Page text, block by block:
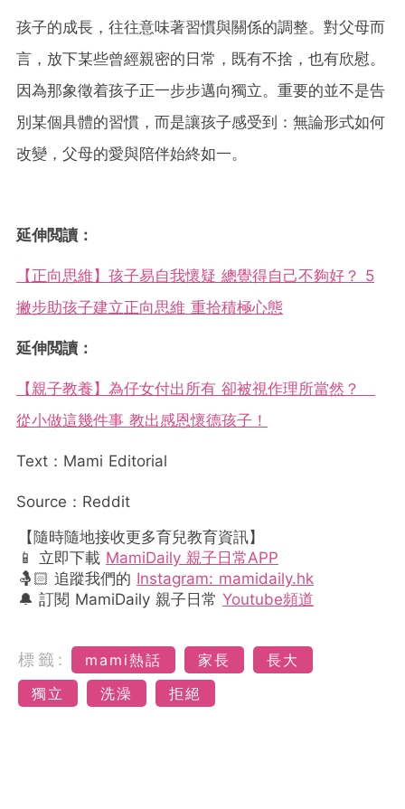
孩子的成長，往往意味著習慣與關係的調整。對父母而
言，放下某些曾經親密的日常，既有不捨，也有欣慰。
因為那象徵着孩子正一步步邁向獨立。重要的並不是告
別某個具體的習慣，而是讓孩子感受到：無論形式如何
改變，父母的愛與陪伴始終如一。
延伸閲讀：
【正向思維】孩子易自我懷疑 總覺得自己不夠好？ 5
撇步助孩子建立正向思維 重拾積極心態
延伸閲讀：
【親子教養】為仔女付出所有 卻被視作理所當然？
從小做這幾件事 教出感恩懷德孩子！
Text：Mami Editorial
Source：Reddit
【隨時隨地接收更多育兒教育資訊】
📱 立即下載 MamiDaily 親子日常APP
🤱🏻 追蹤我們的 Instagram: mamidaily.hk
🔔 訂閱 MamiDaily 親子日常 Youtube頻道
標籤: mami熱話 家長
長大
獨立
洗澡 拒絕